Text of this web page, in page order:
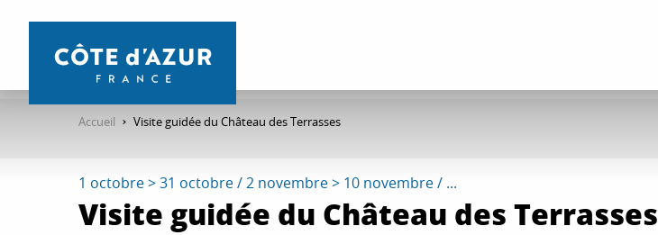
contenu
Accueil Visite guidée du Château des Terrasses
1 octobre > 31 octobre / 2 novembre > 10 novembre / ...
Visite guidée du Château des Terrasses